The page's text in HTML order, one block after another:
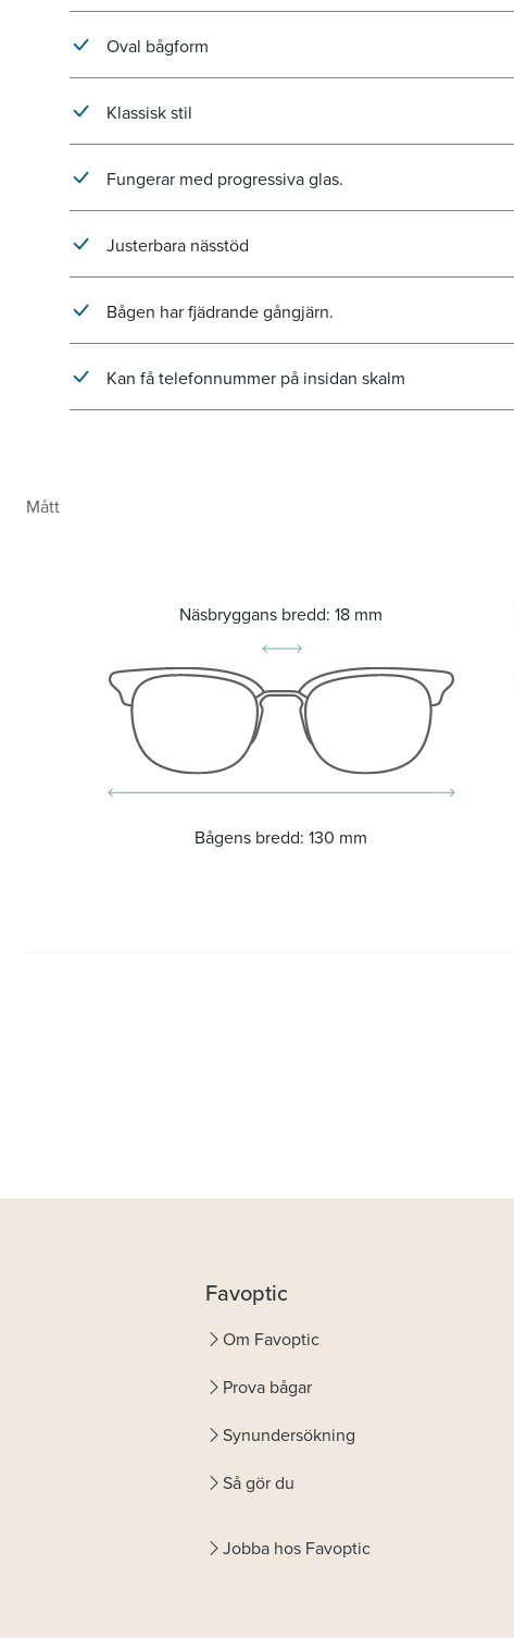
Oval bågform
Klassisk stil
Fungerar med progressiva glas.
Justerbara nässtöd
Bågen har fjädrande gångjärn.
Kan få telefonnummer på insidan skalm
Mått
Näsbryggans bredd: 18 mm
Bågens bredd: 130 mm
Favoptic
Om Favoptic
Prova bågar
Synundersökning
Så gör du
Jobba hos Favoptic